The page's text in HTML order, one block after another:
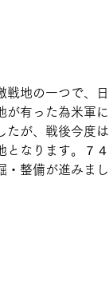
戦地の一つで、
が有った為米軍
たが、戦後今度
となります。７
・整備が進みまし